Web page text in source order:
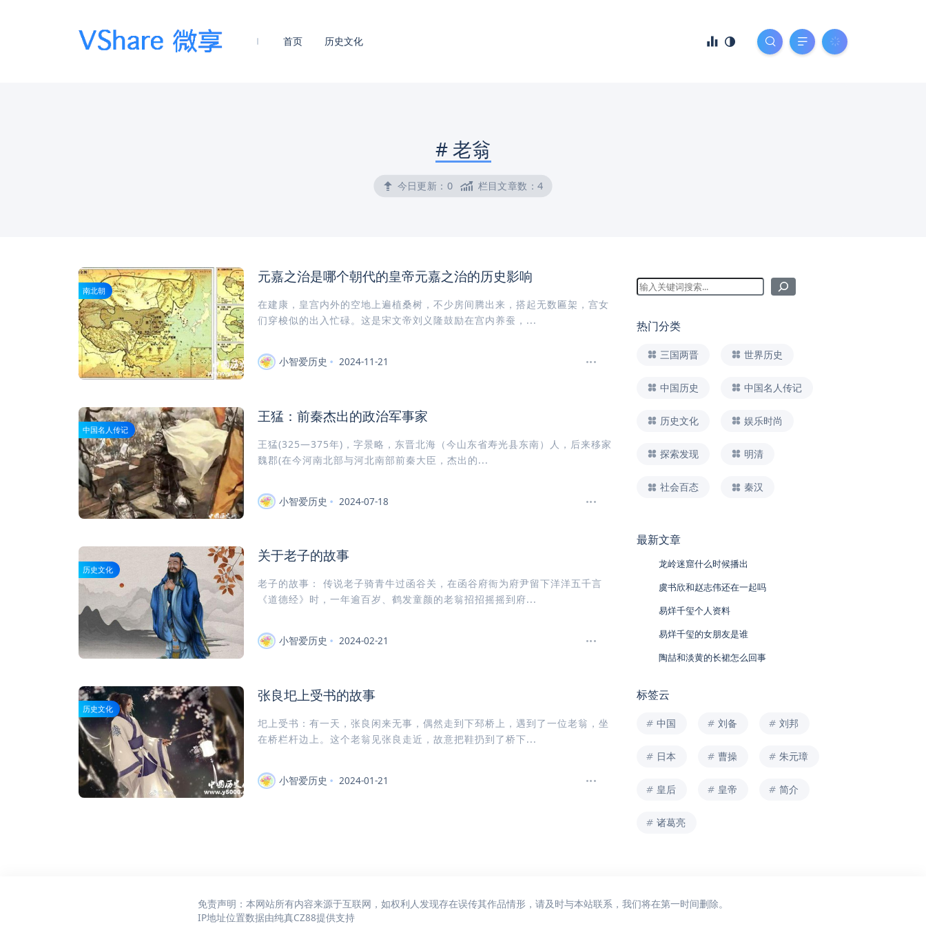
首页 历史文化
#老翁
今日更新： 0 栏目文章数： 4
南北朝
元嘉之治是哪个朝代的皇帝元嘉之治的历史影响
在建康，皇宫内外的空地上遍植桑树，不少房间腾出来，搭起无数匾架，宫女
们穿梭似的出入忙碌。这是宋文帝刘义隆鼓励在宫内养蚕，...
小智爱历史 2024-11-21
中国名人传记
王猛：前秦杰出的政治军事家
王猛(325—375年)，字景略，东晋北海（今山东省寿光县东南）人，后来移家
魏郡(在今河南北部与河北南部前秦大臣，杰出的...
小智爱历史 2024-07-18
历史文化
关于老子的故事
老子的故事： 传说老子骑青牛过函谷关，在函谷府衙为府尹留下洋洋五千言
《道德经》时，一年逾百岁、鹤发童颜的老翁招招摇摇到府...
小智爱历史 2024-02-21
历史文化
张良圯上受书的故事
圯上受书：有一天，张良闲来无事，偶然走到下邳桥上，遇到了一位老翁，坐
在桥栏杆边上。这个老翁见张良走近，故意把鞋扔到了桥下...
小智爱历史 2024-01-21
热门分类
三国两晋 世界历史
中国历史 中国名人传记
历史文化 娱乐时尚
探索发现 明清
社会百态 秦汉
最新文章
龙岭迷窟什么时候播出
虞书欣和赵志伟还在一起吗
易烊千玺个人资料
易烊千玺的女朋友是谁
陶喆和淡黄的长裙怎么回事
标签云
中国 刘备 刘邦
日本 曹操 朱元璋
皇后 皇帝 简介
诸葛亮
免责声明：本网站所有内容来源于互联网，如权利人发现存在误传其作品情形，请及时与本站联系，我们将在第一时间删除。
IP地址位置数据由纯真CZ88提供支持